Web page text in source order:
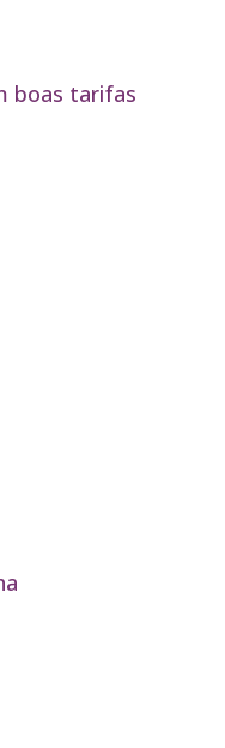
boas tarifas